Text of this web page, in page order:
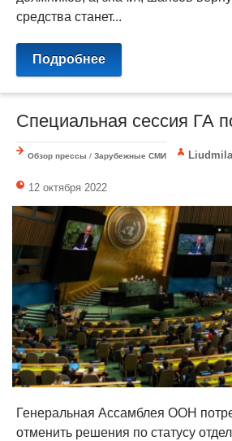
средства станет...
Подробнее
Специальная сессия ГА
Обзор прессы / Зарубежные СМИ
12 октября 2022
Генеральная Ассамблея ООН
отменить решения по статусу